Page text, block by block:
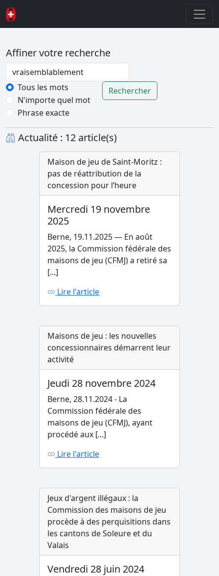
Affiner votre recherche
Password
Tous les mots
N'importe quel mot
Phrase exacte
Rechercher
Actualité : 12 article(s)
Maison de jeu de Saint-Moritz :
pas de réattribution de la
concession pour l’heure
Mercredi 19 novembre
2025
Berne, 19.11.2025 — En août
2025, la Commission fédérale des
maisons de jeu (CFMJ) a retiré sa
[...]
Lire l'article
Maisons de jeu : les nouvelles
concessionnaires démarrent leur
activité
Jeudi 28 novembre 2024
Berne, 28.11.2024 - La
Commission fédérale des
maisons de jeu (CFMJ), ayant
procédé aux [...]
Lire l'article
Jeux d'argent illégaux : la
Commission des maisons de jeu
procède à des perquisitions dans
les cantons de Soleure et du
Valais
Vendredi 28 juin 2024